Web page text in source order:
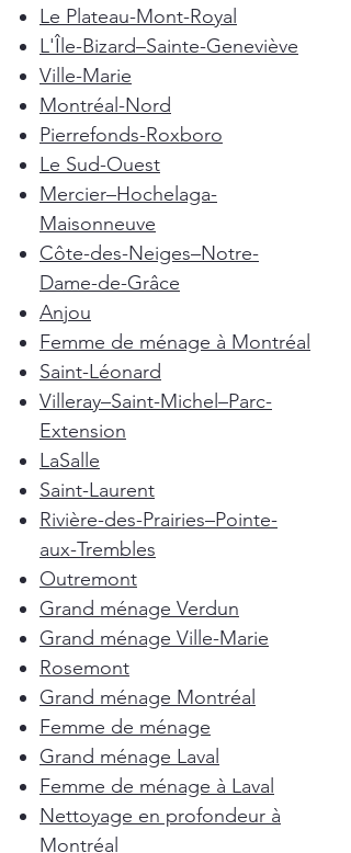
Le Plateau-Mont-Royal
L'Île-Bizard–Sainte-Geneviève
Ville-Marie
Montréal-Nord
Pierrefonds-Roxboro
Le Sud-Ouest
Mercier–Hochelaga-
Maisonneuve
Côte-des-Neiges–Notre-
Dame-de-Grâce
Anjou
Femme de ménage à Montréal
Saint-Léonard
Villeray–Saint-Michel–Parc-
Extension
LaSalle
Saint-Laurent
Rivière-des-Prairies–Pointe-
aux-Trembles
Outremont
Grand ménage Verdun
Grand ménage Ville-Marie
Rosemont
Grand ménage Montréal
Femme de ménage
Grand ménage Laval
Femme de ménage à Laval
Nettoyage en profondeur à
Montréal